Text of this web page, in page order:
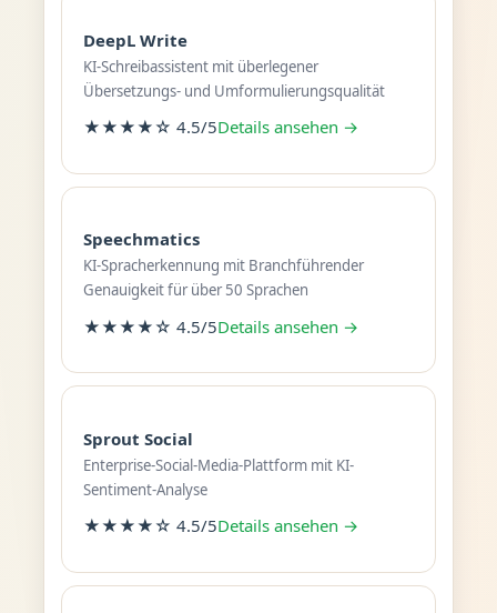
DeepL Write
KI-Schreibassistent mit überlegener
Übersetzungs- und Umformulierungsqualität
★★★★☆ 4.5/5Details ansehen →
Speechmatics
KI-Spracherkennung mit Branchführender
Genauigkeit für über 50 Sprachen
★★★★☆ 4.5/5Details ansehen →
Sprout Social
Enterprise-Social-Media-Plattform mit KI-
Sentiment-Analyse
★★★★☆ 4.5/5Details ansehen →